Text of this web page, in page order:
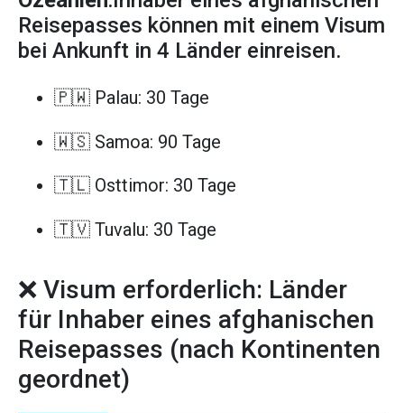
Reisepasses können mit einem Visum
bei Ankunft in 4 Länder einreisen.
🇵🇼 Palau: 30 Tage
🇼🇸 Samoa: 90 Tage
🇹🇱 Osttimor: 30 Tage
🇹🇻 Tuvalu: 30 Tage
❌ Visum erforderlich: Länder
für Inhaber eines afghanischen
Reisepasses (nach Kontinenten
geordnet)